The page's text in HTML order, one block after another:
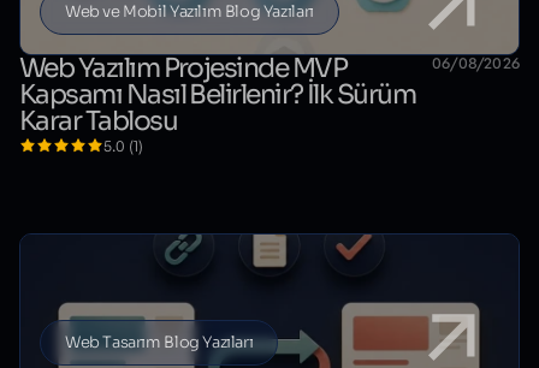
Web ve Mobil Yazılım Blog Yazıları
Web Yazılım Projesinde MVP
Kapsamı Nasıl Belirlenir? İlk Sürüm
Karar Tablosu
06/08/2026
5.0 (1)
Web Tasarım Blog Yazıları